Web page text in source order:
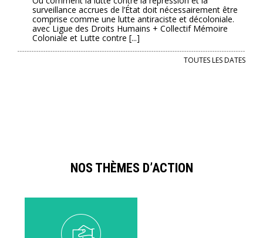
dans
publics
surveillance accrues de l’État doit nécessairement être
comprise comme une lutte antiraciste et décoloniale.
avec Ligue des Droits Humains + Collectif Mémoire
Coloniale et Lutte contre [...]
TOUTES LES DATES
NOS THÈMES D’ACTION